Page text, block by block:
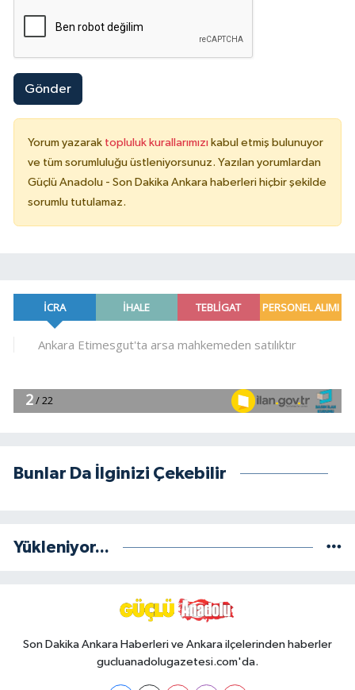
Gönder
Yorum yazarak topluluk kurallarımızı kabul etmiş bulunuyor
ve tüm sorumluluğu üstleniyorsunuz. Yazılan yorumlardan
Güçlü Anadolu - Son Dakika Ankara haberleri hiçbir şekilde
sorumlu tutulamaz.
Bunlar Da İlginizi Çekebilir
Yükleniyor...
Son Dakika Ankara Haberleri ve Ankara ilçelerinden haberler
gucluanadolugazetesi.com'da.